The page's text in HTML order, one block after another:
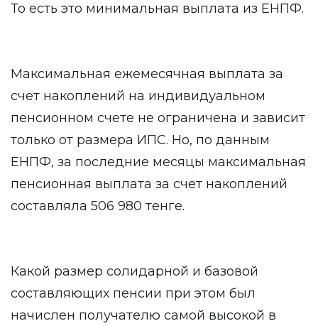
То есть это минимальная выплата из ЕНПФ.
Максимальная ежемесячная выплата за
счет накоплений на индивидуальном
пенсионном счете не ограничена и зависит
только от размера ИПС. Но, по данным
ЕНПФ, за последние месяцы максимальная
пенсионная выплата за счет накоплений
составляла 506 980 тенге.
Какой размер солидарной и базовой
составляющих пенсии при этом был
начислен получателю самой высокой в